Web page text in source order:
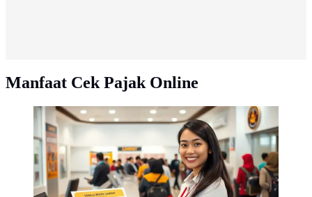
Manfaat Cek Pajak Online